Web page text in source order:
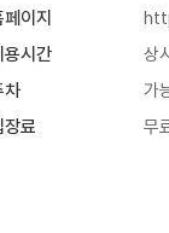
페이지
용시간
상
차
가
장료 무